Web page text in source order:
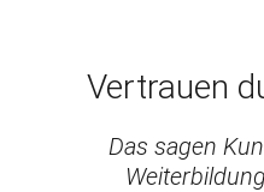
Vertrauen
Das sagen